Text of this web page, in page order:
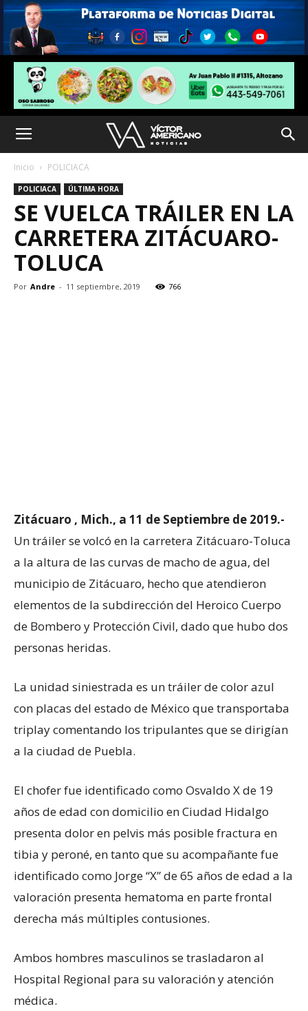
Inicio POLICIACA
POLICIACA ÚLTIMA HORA
SE VUELCA TRÁILER EN LA
CARRETERA ZITÁCUARO-
TOLUCA
Por Andre - 11 septiembre, 2019 766
Zitácuaro , Mich., a 11 de Septiembre de 2019.-
Un tráiler se volcó en la carretera Zitácuaro-Toluca
a la altura de las curvas de macho de agua, del
municipio de Zitácuaro, hecho que atendieron
elementos de la subdirección del Heroico Cuerpo
de Bombero y Protección Civil, dado que hubo dos
personas heridas.
La unidad siniestrada es un tráiler de color azul
con placas del estado de México que transportaba
triplay comentando los tripulantes que se dirigían
a la ciudad de Puebla.
El chofer fue identificado como Osvaldo X de 19
años de edad con domicilio en Ciudad Hidalgo
presenta dolor en pelvis más posible fractura en
tibia y peroné, en tanto que su acompañante fue
identificado como Jorge “X” de 65 años de edad a la
valoración presenta hematoma en parte frontal
derecha más múltiples contusiones.
Ambos hombres masculinos se trasladaron al
Hospital Regional para su valoración y atención
médica.